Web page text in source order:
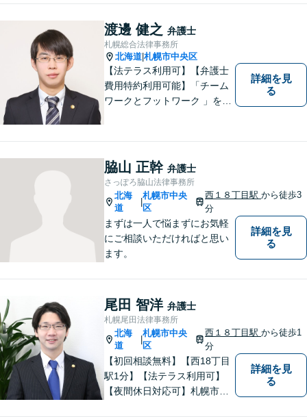
確認するのではすでに手遅れ
です。役員様のみならず、現
場のスタッフ様も法律知識が
仕事を守ります。
渡邊 健之 弁護士
札幌総合法律事務所
北海道 札幌市中央区
【法テラス利用可】【弁護士
費用特約利用可能】「チーム
ワークとフットワーク 」を合
り、地域の皆さまにとって、
もっと身近な存在になりたい
と考えています。離婚、相
続、交通事故、借金、労働、
刑事事件など
詳細を見
る
脇山 正幹 弁護士
さっぽろ脇山法律事務所
北海
道
|
札幌市中央
区
西１８丁目駅から徒歩3
分
まずは一人で悩まずにお気軽
にご相談いただければと思い
ます。
詳細を見
る
尾田 智洋 弁護士
札幌尾田法律事務所
北海
道
|
札幌市中央
区
西１８丁目駅から徒歩1
分
【初回相談無料】【西18丁目
駅1分】【法テラス利用可】
【夜間休日対応可】札幌市中
詳細を見
る